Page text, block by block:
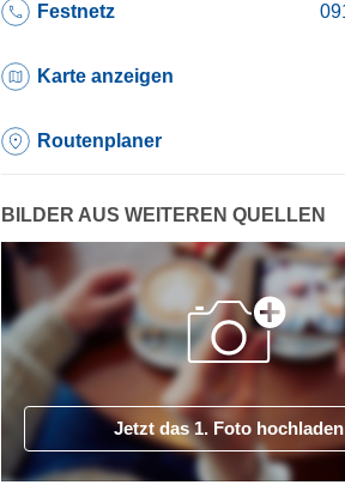
Festnetz
Karte anzeigen
Routenplaner
BILDER AUS WEITEREN QUELLEN
Jetzt das 1. Foto hochladen